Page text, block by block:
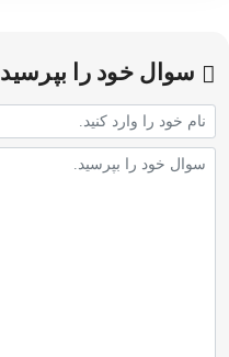
سوال خود را بپرسید